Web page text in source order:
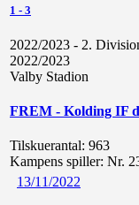
1 - 3
2022/2023 - 2.
2022/2023
Valby Stadion
FREM - Kolding IF
Tilskuerantal: 963
Kampens spiller: Nr.
13/11/2022